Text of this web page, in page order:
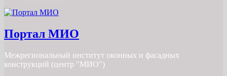
Портал МИО
Межрегиональный институт оконных и фасадных
конструкций (центр "МИО")